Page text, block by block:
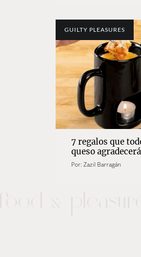
GUILTY PLEASURES
7 regalos que
queso
Por: Zazil Barragán